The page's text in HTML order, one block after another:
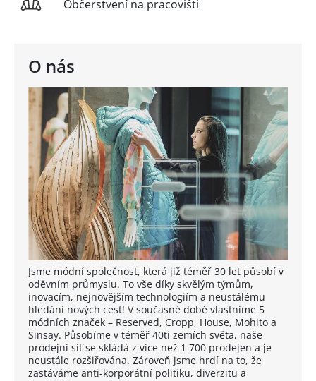
O nás
Jsme módní společnost, která již téměř 30 let působí v
oděvním průmyslu. To vše díky skvělým týmům,
inovacím, nejnovějším technologiím a neustálému
hledání nových cest! V současné době vlastníme 5
módních značek – Reserved, Cropp, House, Mohito a
Sinsay. Působíme v téměř 40ti zemích světa, naše
prodejní síť se skládá z více než 1 700 prodejen a je
neustále rozšiřována. Zároveň jsme hrdí na to, že
zastáváme anti-korporátní politiku, diverzitu a
Občerstvení na pracovišti